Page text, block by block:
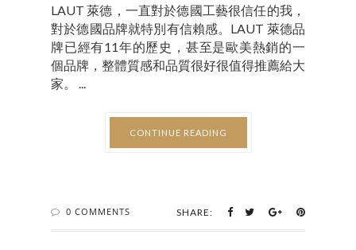
LAUT 萊德，一直對於德國工藝很信任的我，
對於德國品牌就特別有信賴感。LAUT 萊德品
牌已經有11年的歷史，甚至是歐美熱銷的一
個品牌，整體質感和品質很好很值得推薦給大
家。 ...
CONTINUE READING
0 COMMENTS SHARE: